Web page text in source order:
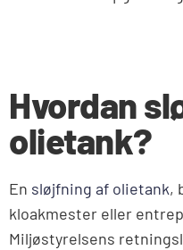
Hvordan
olietank?
En sløjfning af olietank,
kloakmester eller
Miljøstyrelsens